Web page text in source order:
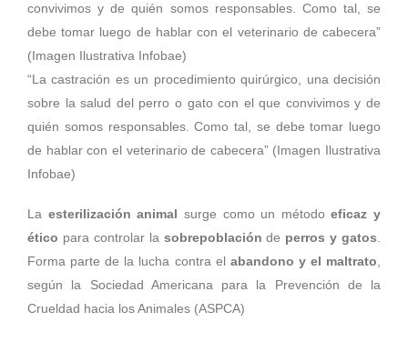
“La castración es un procedimiento quirúrgico, una decisión
sobre la salud del perro o gato con el que convivimos y de
quién somos responsables. Como tal, se debe tomar luego
de hablar con el veterinario de cabecera” (Imagen Ilustrativa
Infobae)
La esterilización animal surge como un métodoeficaz y
ético para controlar la sobrepoblaciónde perros y gatos.
Forma parte de la lucha contra el abandono y el maltrato,
según la Sociedad Americana para la Prevención de la
Crueldad hacia los Animales (ASPCA)